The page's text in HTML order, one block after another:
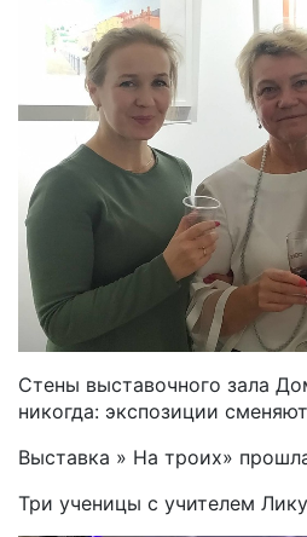
Стены выставочного зала
никогда: экспозиции
Выставка » На троих»
Три ученицы с учителем